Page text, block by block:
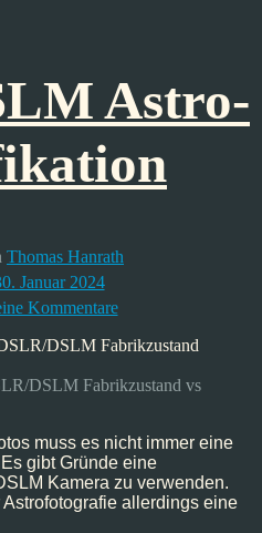
Astro-
Thomas Hanrath
Januar 2024
Kommentarezu
DSLR/DSLM
Astro-
DSLM Fabrikzustand vs
muss es nicht immer eine
gibt Gründe eine
Kamera zu verwenden.
allerdings eine